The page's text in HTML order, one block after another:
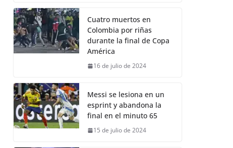
Cuatro muertos en
Colombia por riñas
durante la final de Copa
América
16 de julio de 2024
Messi se lesiona en un
esprint y abandona la
final en el minuto 65
15 de julio de 2024